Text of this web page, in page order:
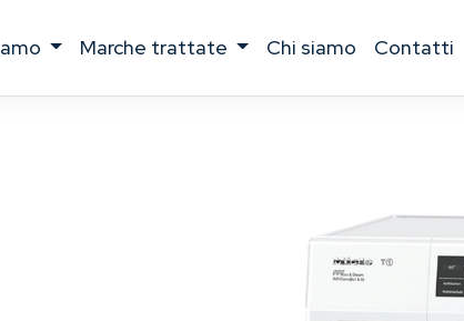
marche trattate chi siamo contatti